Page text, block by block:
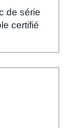
de série
certifié